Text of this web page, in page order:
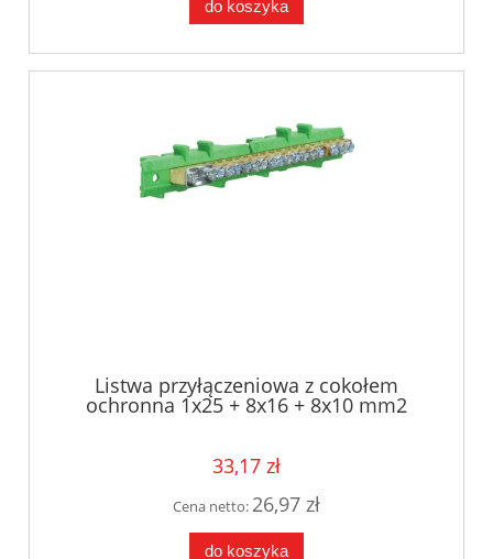
do koszyka
Listwa przyłączeniowa z cokołem
ochronna 1x25 + 8x16 + 8x10 mm2
33,17 zł
Cena netto: 26,97 zł
do koszyka